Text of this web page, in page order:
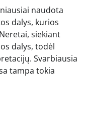
naudota
dalys, kurios
siekiant
dalys, todėl
Svarbiausia
tampa tokia